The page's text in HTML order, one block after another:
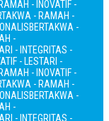
- INOVATIF -
- RAMAH -
BERTAKWA -
-
- INTEGRITAS -
- LESTARI -
- INOVATIF -
- RAMAH -
BERTAKWA -
-
- INTEGRITAS -